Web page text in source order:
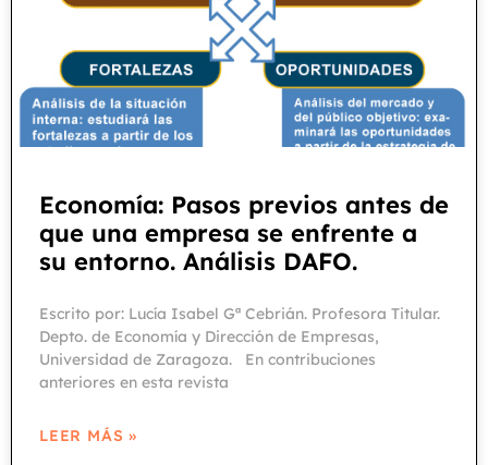
Economía: Pasos previos antes de
que una empresa se enfrente a
su entorno. Análisis DAFO.
Escrito por: Lucía Isabel Gª Cebrián. Profesora Titular.
Depto. de Economía y Dirección de Empresas,
Universidad de Zaragoza. En contribuciones
anteriores en esta revista
LEER MÁS »